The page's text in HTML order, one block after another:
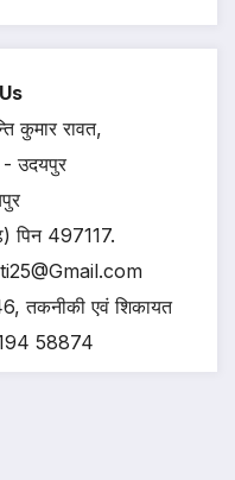
कुमार रावत,
- उदयपुर
पिन 497117.
तकनीकी एवं शिकायत
58874